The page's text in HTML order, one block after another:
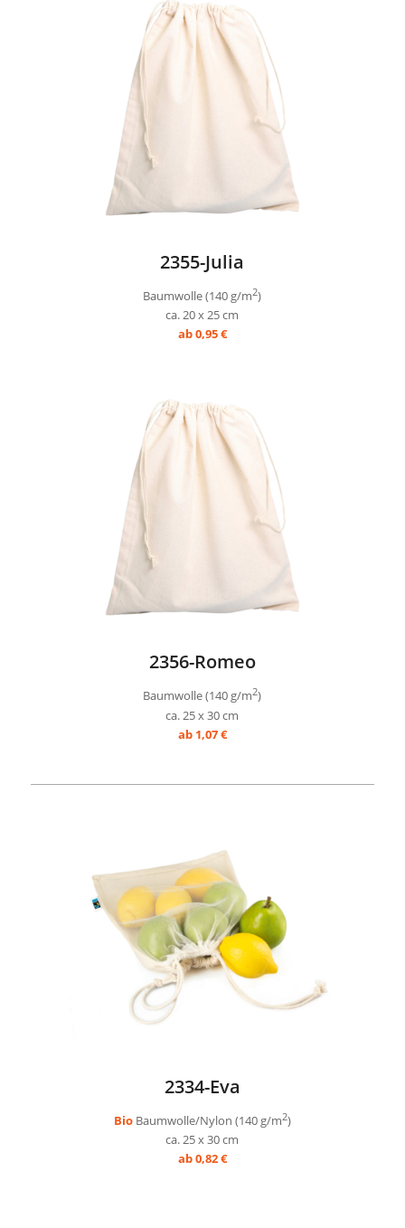
2355-Julia
Baumwolle (140 g/m2)
ca. 20 x 25 cm
ab 0,95 €
2356-Romeo
Baumwolle (140 g/m2)
ca. 25 x 30 cm
ab 1,07 €
2334-Eva
Bio Baumwolle/Nylon (140 g/m2)
ca. 25 x 30 cm
ab 0,82 €